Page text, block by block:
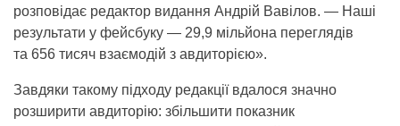
розповідає редактор видання Андрій Вавілов. — Наші
результати у фейсбуку — 29,9 мільйона переглядів
та 656 тисяч взаємодій з авдиторією».
Завдяки такому підходу редакції вдалося значно
розширити авдиторію: збільшити показник